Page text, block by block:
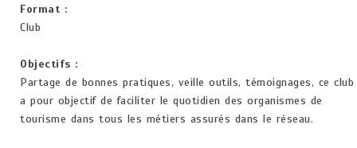
Format :
Club
Objectifs :
Partage de bonnes pratiques, veille outils, témoignages, ce club
a pour objectif de faciliter le quotidien des organismes de
tourisme dans tous les métiers assurés dans le réseau.